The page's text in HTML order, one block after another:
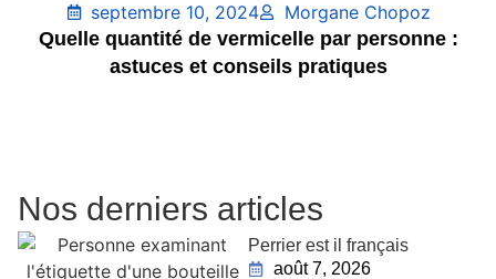
septembre 10, 2024
Morgane Chopoz
Quelle quantité de vermicelle par personne :
astuces et conseils pratiques
Nos derniers articles
Perrier est il français
août 7, 2026